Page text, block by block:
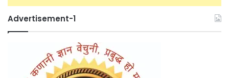
Advertisement-1